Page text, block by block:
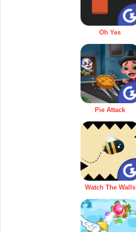
Oh Yes
Pie Attack
Watch The Walls